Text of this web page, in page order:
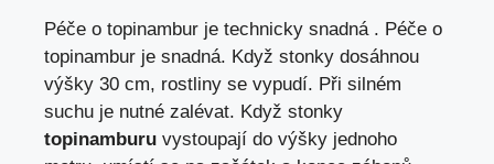
Péče o topinambur je technicky snadná . Péče o
topinambur je snadná. Když stonky dosáhnou
výšky 30 cm, rostliny se vypudí. Při silném
suchu je nutné zalévat. Když stonky
topinamburu vystoupají do výšky jednoho